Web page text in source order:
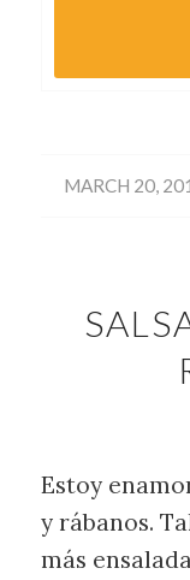
MARCH 20,
/
Estoy
y rábanos.
más